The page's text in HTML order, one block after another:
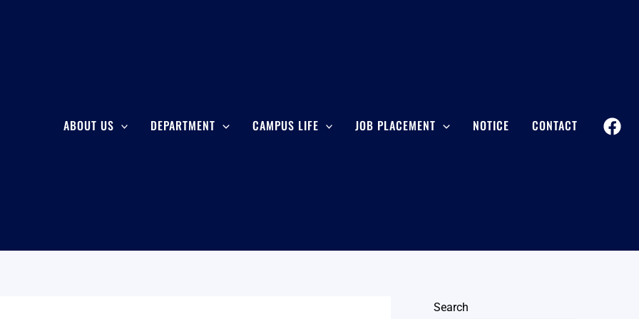
ABOUT US DEPARTMENT CAMPUS LIFE JOB PLACEMENT NOTICE CONTACT
Search